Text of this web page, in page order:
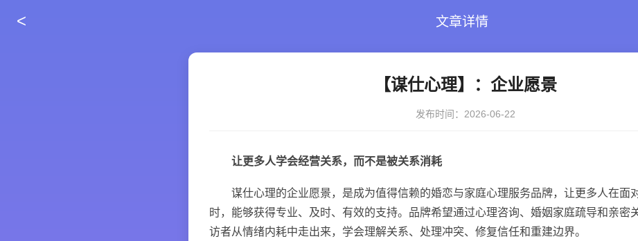
< 文章详情
【谋仕心理】：企业愿景
发布时间：2026-06-22
让更多人学会经营关系，而不是被关系消耗
谋仕心理的企业愿景，是成为值得信赖的婚恋与家庭心理服务品牌，让更多人在面
时，能够获得专业、及时、有效的支持。品牌希望通过心理咨询、婚姻家庭疏导和亲密
访者从情绪内耗中走出来，学会理解关系、处理冲突、修复信任和重建边界。